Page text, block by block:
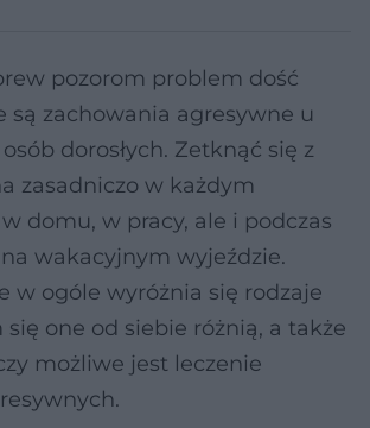
pozorom problem dość
są zachowania agresywne u
dorosłych. Zetknąć się z
zasadniczo w każdym
domu, w pracy, ale i podczas
wakacyjnym wyjeździe.
w ogóle wyróżnia się rodzaje
się one od siebie różnią, a także
możliwe jest leczenie